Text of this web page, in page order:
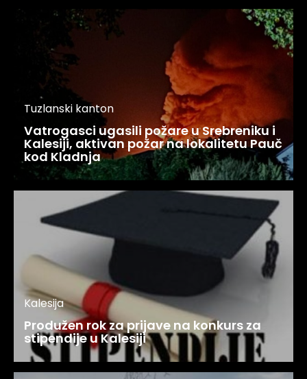
Tuzlanski kanton
Vatrogasci ugasili požare u Srebreniku i
Kalesiji, aktivan požar na lokalitetu Pauč
kod Kladnja
Kalesija
Produžen rok za prijave na konkurs za
stipendije u Kalesiji